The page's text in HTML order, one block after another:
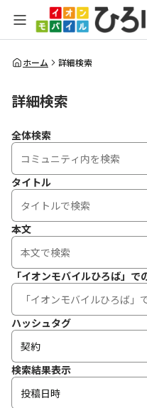
全体検索
ホーム 詳細検索
詳細検索
全体検索
タイトル
本文
「イオンモバイルひろば」で
ハッシュタグ
検索結果表示
投稿日時